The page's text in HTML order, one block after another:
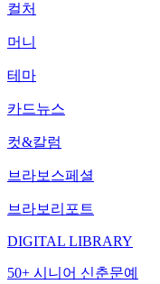
컬처
머니
테마
카드뉴스
컷&칼럼
브라보스페셜
브라보리포트
DIGITAL LIBRARY
50+ 시니어 신춘문예